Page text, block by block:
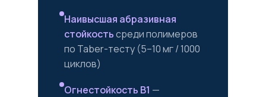
Наивысшая абразивная
стойкостьсреди полимеров
по Taber-тесту (5–10 мг / 1000
циклов)
Огнестойкость B1 —